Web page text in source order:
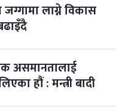
जग्गामा लाग्ने विकास
असमानतालाई
हौं : मन्त्री बादी